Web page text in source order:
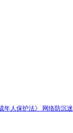
年人保护法》 网络防沉迷